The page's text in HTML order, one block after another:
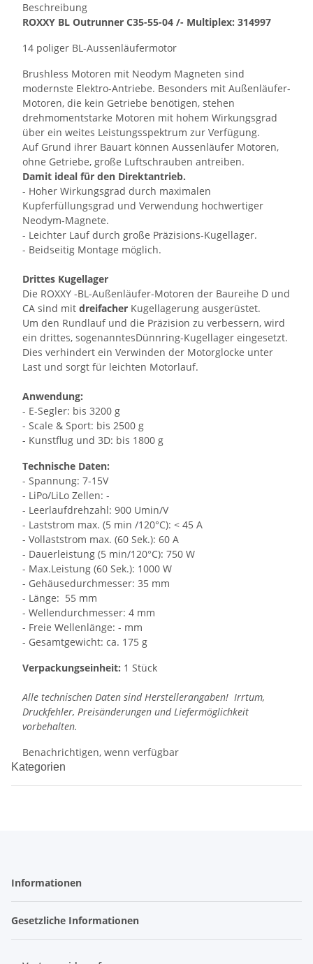
Beschreibung
ROXXY BL Outrunner C35-55-04 /- Multiplex: 314997
14 poliger BL-Aussenläufermotor
Brushless Motoren mit Neodym Magneten sind
modernste Elektro-Antriebe. Besonders mit Außenläufer-
Motoren, die kein Getriebe benötigen, stehen
drehmomentstarke Motoren mit hohem Wirkungsgrad
über ein weites Leistungsspektrum zur Verfügung.
Auf Grund ihrer Bauart können Aussenläufer Motoren,
ohne Getriebe, große Luftschrauben antreiben.
Damit ideal für den Direktantrieb.
- Hoher Wirkungsgrad durch maximalen
Kupferfüllungsgrad und Verwendung hochwertiger
Neodym-Magnete.
- Leichter Lauf durch große Präzisions-Kugellager.
- Beidseitig Montage möglich.
Drittes Kugellager
Die ROXXY -BL-Außenläufer-Motoren der Baureihe D und
CA sind mit dreifacher Kugellagerung ausgerüstet.
Um den Rundlauf und die Präzision zu verbessern, wird
ein drittes, sogenanntesDünnring-Kugellager eingesetzt.
Dies verhindert ein Verwinden der Motorglocke unter
Last und sorgt für leichten Motorlauf.
Anwendung:
- E-Segler: bis 3200 g
- Scale & Sport: bis 2500 g
- Kunstflug und 3D: bis 1800 g
Technische Daten:
- Spannung: 7-15V
- LiPo/LiLo Zellen: -
- Leerlaufdrehzahl: 900 Umin/V
- Laststrom max. (5 min /120°C): < 45 A
- Vollaststrom max. (60 Sek.): 60 A
- Dauerleistung (5 min/120°C): 750 W
- Max.Leistung (60 Sek.): 1000 W
- Gehäusedurchmesser: 35 mm
- Länge: 55 mm
- Wellendurchmesser: 4 mm
- Freie Wellenlänge: - mm
- Gesamtgewicht: ca. 175 g
Verpackungseinheit: 1 Stück
Alle technischen Daten sind Herstellerangaben! Irrtum,
Druckfehler, Preisänderungen und Liefermöglichkeit
vorbehalten.
Benachrichtigen, wenn verfügbar
Kategorien
Informationen
Gesetzliche Informationen